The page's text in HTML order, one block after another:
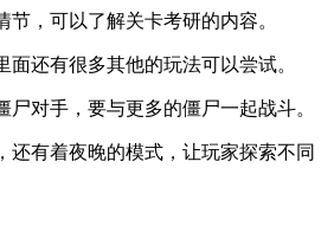
节，可以了解关卡考研的内容。
面还有很多其他的玩法可以尝试。
尸对手，要与更多的僵尸一起战斗。
还有着夜晚的模式，让玩家探索不同